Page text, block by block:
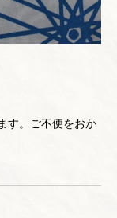
す。ご不便をおか